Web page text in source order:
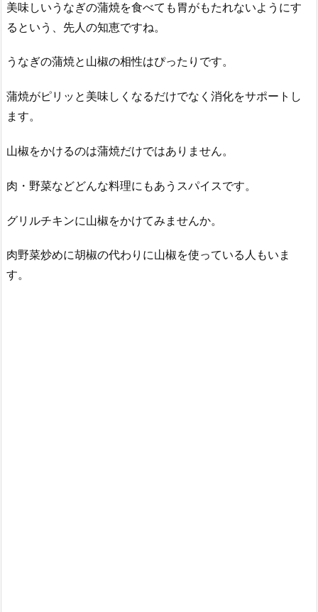
美味しいうなぎの蒲焼を食べても胃がもたれないようにす
るという、先人の知恵ですね。
うなぎの蒲焼と山椒の相性はぴったりです。
蒲焼がピリッと美味しくなるだけでなく消化をサポートし
ます。
山椒をかけるのは蒲焼だけではありません。
肉・野菜などどんな料理にもあうスパイスです。
グリルチキンに山椒をかけてみませんか。
肉野菜炒めに胡椒の代わりに山椒を使っている人もいま
す。